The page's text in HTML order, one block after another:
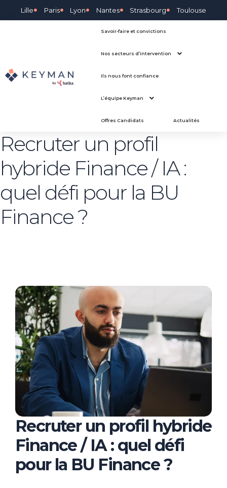
Lille Paris Lyon Nantes Strasbourg Toulouse
Savoir-faire et convictions
Nos secteurs d’intervention
Ils nous font confiance
L’équipe Keyman
Offres Candidats Actualités
Recruter un profil
hybride Finance / IA :
quel défi pour la BU
Finance ?
Recruter un profil hybride
Finance / IA : quel défi
pour la BU Finance ?